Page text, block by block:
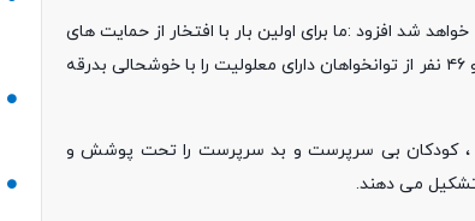
شد افزود :ما برای اولین بار با افتخار از حمایت های
بی بدیل و بی شائبه عزیزان قرارگاه محرومیت زدایی سپاه پاسداران انقلاب اسلامی استفاده خواهیم نمود و ۴۶ نفر از توانخواهان دارای معلولیت را با خوشحالی بدرقه
زنان سرپرست خانوار ، کودکان بی سرپرست و بد سرپرست را تحت پوشش و